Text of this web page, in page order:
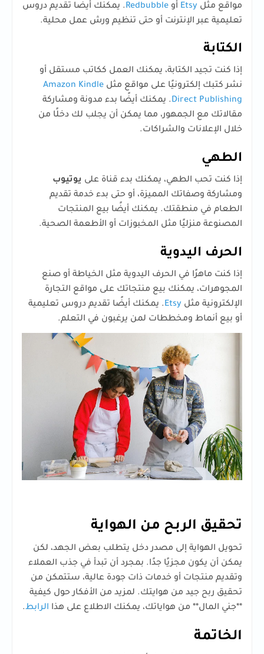
مواقع مثل Etsy أو Redbubble. يمكنك أيضًا تقديم دروس
تعليمية عبر الإنترنت أو حتى تنظيم ورش عمل محلية.
الكتابة
إذا كنت تجيد الكتابة، يمكنك العمل ككاتب مستقل أو
نشر كتبك إلكترونيًا على مواقع مثل Amazon Kindle
Direct Publishing. يمكنك أيضًا بدء مدونة ومشاركة
مقالاتك مع الجمهور، مما يمكن أن يجلب لك دخلًا من
خلال الإعلانات والشراكات.
الطهي
إذا كنت تحب الطهي، يمكنك بدء قناة على يوتيوب
ومشاركة وصفاتك المميزة، أو حتى بدء خدمة تقديم
الطعام في منطقتك. يمكنك أيضًا بيع المنتجات
المصنوعة منزليًا مثل المخبوزات أو الأطعمة الصحية.
الحرف اليدوية
إذا كنت ماهرًا في الحرف اليدوية مثل الخياطة أو صنع
المجوهرات، يمكنك بيع منتجاتك على مواقع التجارة
الإلكترونية مثل Etsy. يمكنك أيضًا تقديم دروس تعليمية
أو بيع أنماط ومخططات لمن يرغبون في التعلم.
تحقيق الربح من الهواية
تحويل الهواية إلى مصدر دخل يتطلب بعض الجهد، لكن
يمكن أن يكون مجزيًا جدًا. بمجرد أن تبدأ في جذب العملاء
وتقديم منتجات أو خدمات ذات جودة عالية، ستتمكن من
تحقيق ربح جيد من هوايتك. لمزيد من الأفكار حول كيفية
**جني المال** من هواياتك، يمكنك الاطلاع على هذا الرابط.
الخاتمة